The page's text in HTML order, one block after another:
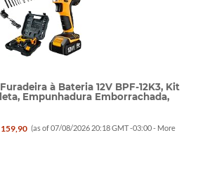
à Bateria 12V BPF-12K3, Kit
Empunhadura Emborrachada,
159,90 (as of 07/08/2026 20:18 GMT -03:00 - More